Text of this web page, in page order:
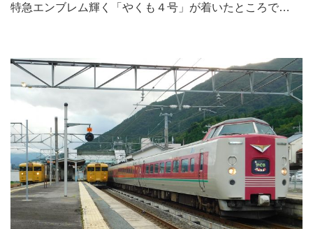
特急エンブレム輝く「やくも４号」が着いたところで…